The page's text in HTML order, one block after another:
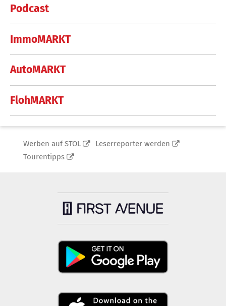
Podcast
ImmoMARKT
AutoMARKT
FlohMARKT
Werben auf STOL
Leserreporter werden
Tourentipps